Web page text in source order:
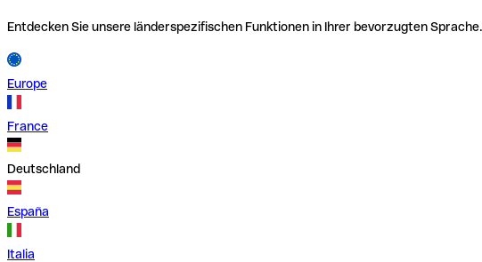
Entdecken Sie unsere länderspezifischen Funktionen in Ihrer bevorzugten Sprache.
Europe
France
Deutschland
España
Italia